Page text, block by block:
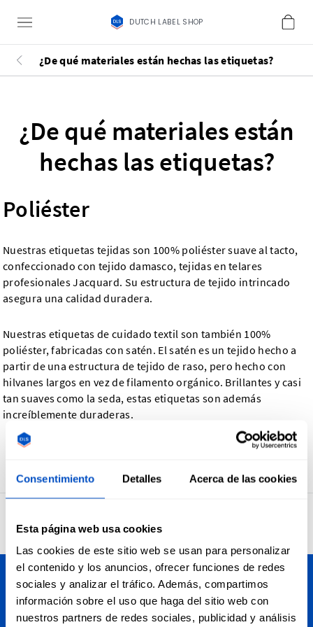
Consentimiento Detalles Acerca de las cookies
Esta página web usa cookies
Las cookies de este sitio web se usan para personalizar
el contenido y los anuncios, ofrecer funciones de redes
sociales y analizar el tráfico. Además, compartimos
información sobre el uso que haga del sitio web con
nuestros partners de redes sociales, publicidad y análisis
DUTCH LABEL SHOP
¿De qué materiales están hechas las etiquetas?
¿De qué materiales están
hechas las etiquetas?
Poliéster
Nuestras etiquetas tejidas son 100% poliéster suave al tacto,
confeccionado con tejido damasco, tejidas en telares
profesionales Jacquard. Su estructura de tejido intrincado
asegura una calidad duradera.
Nuestras etiquetas de cuidado textil son también 100%
poliéster, fabricadas con satén. El satén es un tejido hecho a
partir de una estructura de tejido de raso, pero hecho con
hilvanes largos en vez de filamento orgánico. Brillantes y casi
tan suaves como la seda, estas etiquetas son además
increíblemente duraderas.
4.7 32,731 opiniones
Personalice sus creaciones
En Dutch Label Shop realizamos envíos a todos los estados